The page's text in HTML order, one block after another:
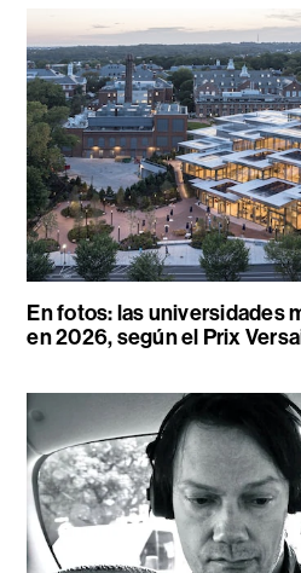
En fotos: las universidades
en 2026, según el Prix